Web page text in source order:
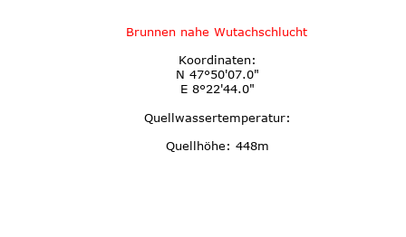
Brunnen nahe Wutachschlucht
Koordinaten:
N 47°50'07.0"
E 8°22'44.0"
Quellwassertemperatur:
Quellhöhe: 448m